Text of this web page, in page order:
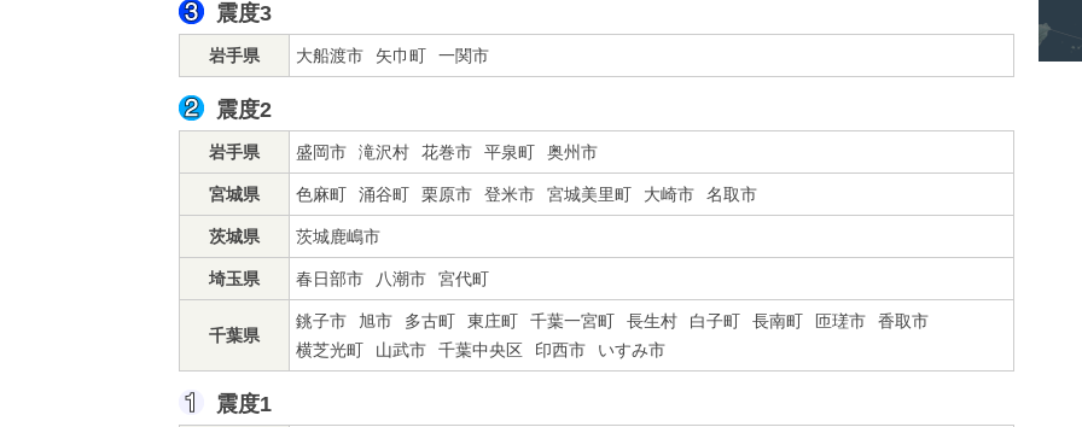
震度3
岩手県 大船渡市 矢巾町 一関市
震度2
岩手県 盛岡市 滝沢村 花巻市 平泉町 奥州市
宮城県 色麻町 涌谷町 栗原市 登米市 宮城美里町 大崎市 名取市
茨城県 茨城鹿嶋市
埼玉県 春日部市 八潮市 宮代町
千葉県
銚子市 旭市 多古町 東庄町 千葉一宮町 長生村 白子町 長南町 匝瑳市
香取市
横芝光町
山武市 千葉中央区 印西市 いすみ市
震度1